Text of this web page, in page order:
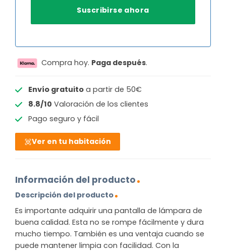
Compra hoy. Paga después.
Envío gratuitoa partir de 50€
8.8/10 Valoración de los clientes
Pago seguro y fácil
Ver en tu habitación
Información del producto
Descripción del producto
Es importante adquirir una pantalla de lámpara de
buena calidad. Esta no se rompe fácilmente y dura
mucho tiempo. También es una ventaja cuando se
puede mantener limpia con facilidad. Con la